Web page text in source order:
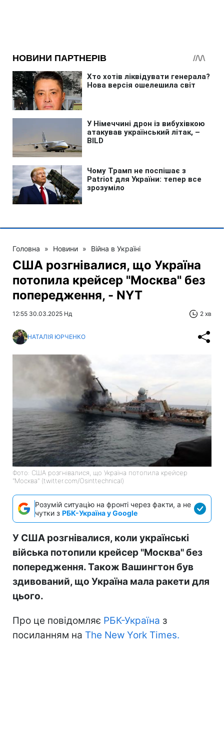
Головна » Новини » Війна в Україні
США розгнівалися, що Україна
потопила крейсер "Москва" без
попередження, - NYT
12:55 30.03.2025 Нд 2 хв
НАТАЛІЯ ЮРЧЕНКО
Фото: США розгнівалися, що Україна потопила крейсер
"Москва" (twitter.com/Osinttechnical)
Розумій ситуацію на фронті через факти, а не
чутки з РБК-Україна у Google
У США розгнівалися, коли українські
війська потопили крейсер "Москва" без
попередження. Також Вашингтон був
здивований, що Україна мала ракети для
цього.
Про це повідомляє РБК-Україна з
посиланням на The New York Times.